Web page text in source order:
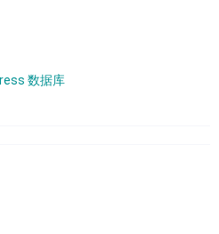
数据库